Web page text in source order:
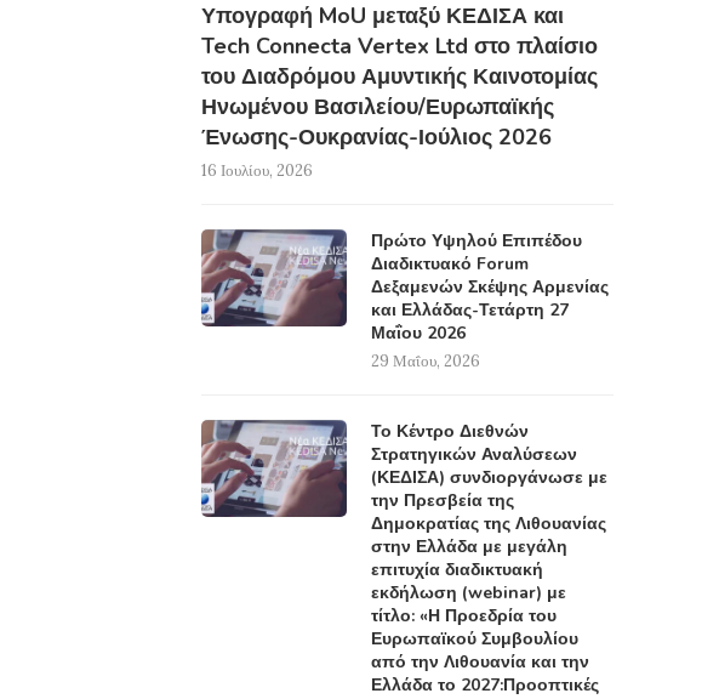
Υπογραφή MoU μεταξύ ΚΕΔΙΣΑ και
Tech Connecta Vertex Ltd στο πλαίσιο
του Διαδρόμου Αμυντικής Καινοτομίας
Ηνωμένου Βασιλείου/Ευρωπαϊκής
Ένωσης-Ουκρανίας-Ιούλιος 2026
16 Ιουλίου, 2026
Πρώτο Υψηλού Επιπέδου
Διαδικτυακό Forum
Δεξαμενών Σκέψης Αρμενίας
και Ελλάδας-Τετάρτη 27
Μαΐου 2026
29 Μαΐου, 2026
Το Κέντρο Διεθνών
Στρατηγικών Αναλύσεων
(ΚΕΔΙΣΑ) συνδιοργάνωσε με
την Πρεσβεία της
Δημοκρατίας της Λιθουανίας
στην Ελλάδα με μεγάλη
επιτυχία διαδικτυακή
εκδήλωση (webinar) με
τίτλο: «Η Προεδρία του
Ευρωπαϊκού Συμβουλίου
από την Λιθουανία και την
Ελλάδα το 2027:Προοπτικές